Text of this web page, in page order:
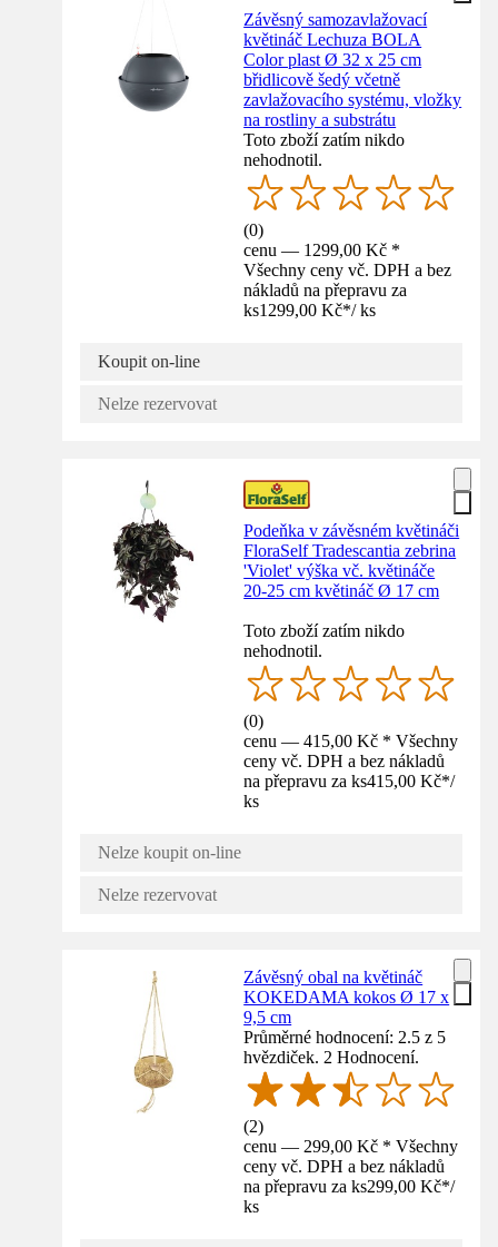
Závěsný samozavlažovací
květináč Lechuza BOLA
Color plast Ø 32 x 25 cm
břidlicově šedý včetně
zavlažovacího systému, vložky
na rostliny a substrátu
Toto zboží zatím nikdo
nehodnotil.
(0)
cenu — 1299,00 Kč *
Všechny ceny vč. DPH a bez
nákladů na přepravu za
ks1299,00 Kč*/ ks
Koupit on-line
Nelze rezervovat
Podeňka v závěsném květináči
FloraSelf Tradescantia zebrina
'Violet' výška vč. květináče
20-25 cm květináč Ø 17 cm
Toto zboží zatím nikdo
nehodnotil.
(0)
cenu — 415,00 Kč * Všechny
ceny vč. DPH a bez nákladů
na přepravu za ks415,00 Kč*/
ks
Nelze koupit on-line
Nelze rezervovat
Závěsný obal na květináč
KOKEDAMA kokos Ø 17 x
9,5 cm
Průměrné hodnocení: 2.5 z 5
hvězdiček. 2 Hodnocení.
(2)
cenu — 299,00 Kč * Všechny
ceny vč. DPH a bez nákladů
na přepravu za ks299,00 Kč*/
ks